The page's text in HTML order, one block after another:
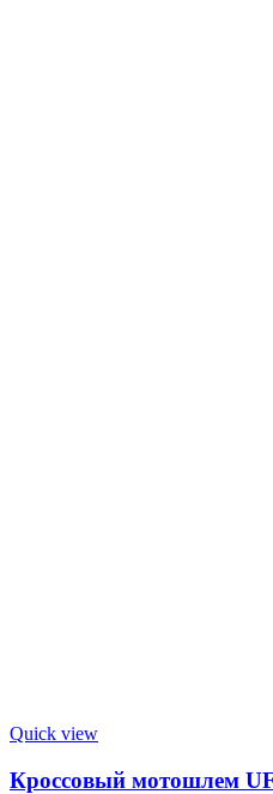
Quick view
Кроссовый мотошлем